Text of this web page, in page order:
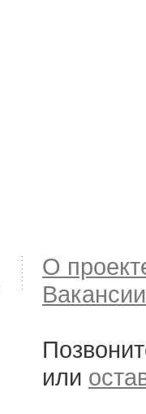
О
Вакансии
или